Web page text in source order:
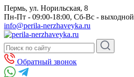
Пермь, ул. Норильская, 8
Пн-Пт - 09:00-18:00, Сб-Вс - выходной
info@perila-nerzhaveyka.ru
Обратный звонок